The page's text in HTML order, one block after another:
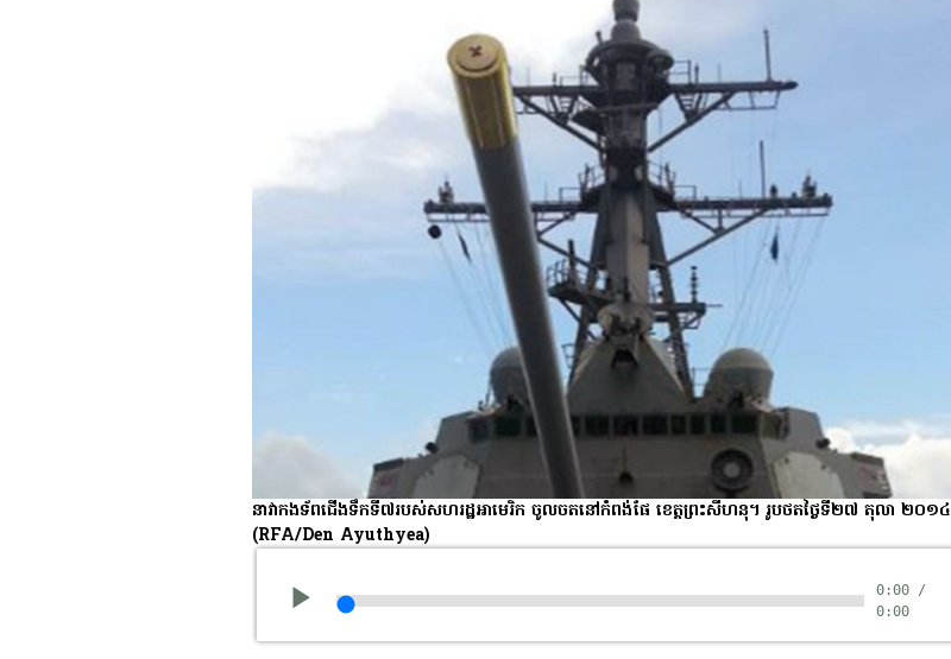
នាវា​កងទ័ព​ជើង​ទឹក​ទី​៧​របស់​សហរដ្ឋ​អាមេរិក ចូល​ចត​នៅ​កំពង់ផែ ខេត្ត​ព្រះសីហនុ។ រូបថត​ថ្ងៃ​ទី​២៧ តុលា ២០១៤
(RFA/Den Ayuthyea)
0:00 /
0:00